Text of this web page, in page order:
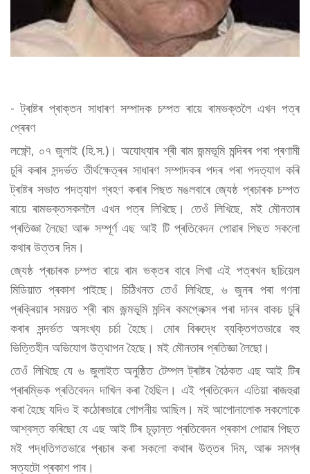
- ট্ৰাষ্টৰ প্ৰাক্তন সাধাৰণ সম্পাদক চম্পত ৰায়ে ৰামভক্তলৈ এখন পত্ৰ
প্ৰেৰণ
লক্ষ্ণৌ, ০৭ জুলাই (হি.স.)। অযোধ্যাৰ শ্ৰী ৰাম জন্মভূমি মন্দিৰৰ পৰা প্ৰণামী
চুৰি কৰাৰ সন্দৰ্ভত তীৰ্থক্ষেত্ৰৰ সাধাৰণ সম্পাদকৰ পদৰ পৰা পদত্যাগ কৰি
ট্ৰাষ্টৰ সভাত পদত্যাগ গ্ৰহণ কৰাৰ পিছত মঙলবাৰে জ্যেষ্ঠ প্ৰচাৰক চম্পত
ৰায়ে ৰামভক্তসকললৈ এখন পত্ৰ লিখিছে। তেওঁ লিখিছে, মই মৌনতাৰ
প্ৰতিজ্ঞা লৈছো আৰু সম্পূৰ্ণ এছ আই টি প্ৰতিবেদন পোৱাৰ পিছত সকলো
কথাৰ উত্তৰ দিম।
জ্যেষ্ঠ প্ৰচাৰক চম্পত ৰায়ে ৰাম ভক্তৰ বাবে লিখা এই পত্ৰখন ছচিয়েল
মিডিয়াত প্ৰকাশ পাইছে। চিঠিখনত তেওঁ লিখিছে, ৬ জুনৰ পৰা গণনা
প্ৰক্ৰিয়াৰ সময়ত শ্ৰী ৰাম জন্মভূমি মন্দিৰ কমপ্লেক্সৰ পৰা দানৰ বাকচ চুৰি
কৰাৰ সন্দৰ্ভত অসংখ্য চৰ্চা হৈছে। মোৰ বিৰুদ্ধে ব্যক্তিগতভাৱে বহু
ভিত্তিহীন অভিযোগ উত্থাপন হৈছে। মই মৌনতাৰ প্ৰতিজ্ঞা লৈছো।
তেওঁ লিখিছে যে ৬ জুলাইত অনুষ্ঠিত টেম্পল ট্ৰাষ্টৰ বৈঠকত এছ আই টিৰ
প্ৰাৰম্ভিক প্ৰতিবেদন দাখিল কৰা হৈছিল। এই প্ৰতিবেদন এতিয়া ৰাজহুৱা
কৰা হৈছে যদিও ই কঠোৰভাৱে গোপনীয় আছিল। মই আপোনালোক সকলোকে
আশ্বস্ত কৰিছো যে এছ আই টিৰ চূড়ান্ত প্ৰতিবেদন প্ৰকাশ পোৱাৰ পিছত
মই পদ্ধতিগতভাৱে প্ৰচাৰ কৰা সকলো কথাৰ উত্তৰ দিম, আৰু সমগ্ৰ
সত্যটো প্ৰকাশ পাব।